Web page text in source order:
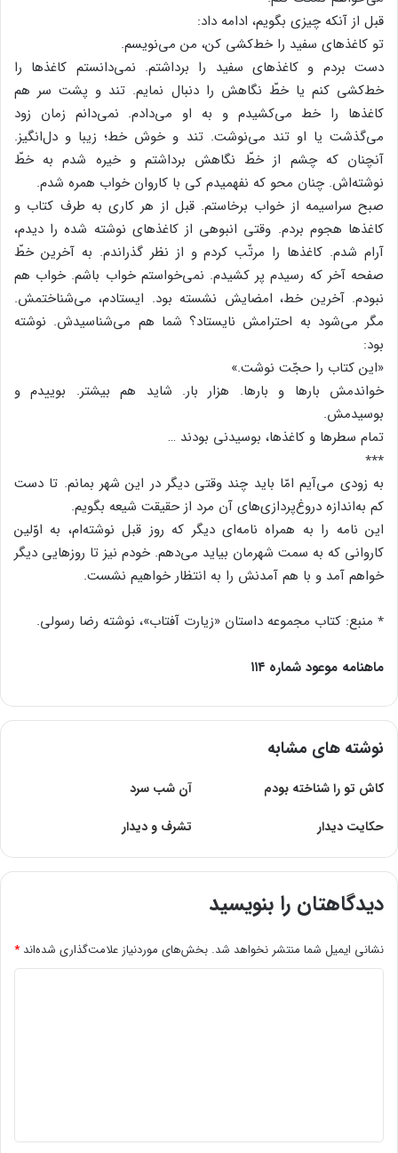
قبل از آنکه چیزی بگویم، ادامه داد:
تو کاغذهای سفید را خط‌کشی کن، من می‌نویسم.
دست بردم و کاغذهای سفید را برداشتم. نمی‌دانستم کاغذها را
خط‌کشی کنم یا خطّ نگاهش را دنبال نمایم. تند و پشت سر هم
کاغذها را خط می‌کشیدم و به او می‌دادم. نمی‌دانم زمان زود
می‌گذشت یا او تند می‌نوشت. تند و خوش خط؛ زیبا و دل‌انگیز.
آنچنان که چشم از خطّ نگاهش برداشتم و خیره شدم به خطّ
نوشته‌اش. چنان محو که نفهمیدم کی با کاروان خواب همره شدم.
صبح سراسیمه از خواب برخاستم. قبل از هر کاری به طرف کتاب و
کاغذها هجوم بردم. وقتی انبوهی از کاغذهای نوشته شده را دیدم،
آرام شدم. کاغذها را مرتّب کردم و از نظر گذراندم. به آخرین خطّ
صفحه آخر که رسیدم پر کشیدم. نمی‌خواستم خواب باشم. خواب هم
نبودم. آخرین خط، امضایش نشسته بود. ایستادم، می‌شناختمش.
مگر می‌شود به احترامش نایستاد؟ شما هم می‌شناسیدش. نوشته
بود:
«این کتاب را حجّت نوشت.»
خواندمش بارها و بارها. هزار بار. شاید هم بیشتر. بوییدم و
بوسیدمش.
تمام سطرها و کاغذها، بوسیدنی بودند …
٭٭٭
به زودی می‌آیم امّا باید چند وقتی دیگر در این شهر بمانم. تا دست
کم به‌اندازه دروغ‌پردازی‌های آن مرد از حقیقت شیعه بگویم.
این نامه را به همراه نامه‌ای دیگر که روز قبل نوشته‌ام، به اوّلین
کاروانی که به سمت شهرمان بیاید می‌دهم. خودم نیز تا روزهایی دیگر
خواهم آمد و با هم آمدنش را به انتظار خواهیم نشست.
٭ منبع: کتاب مجموعه داستان «زیارت آفتاب»، نوشته رضا رسولی.
ماهنامه موعود شماره ۱۱۴
نوشته های مشابه
کاش تو را شناخته بودم
آن شب سرد
حکایت دیدار
تشرف و دیدار
دیدگاهتان را بنویسید
نشانی ایمیل شما منتشر نخواهد شد. بخش‌های موردنیاز علامت‌گذاری شده‌اند *
*